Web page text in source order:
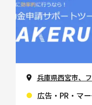
兵庫県西宮市、
広告・PR・マ